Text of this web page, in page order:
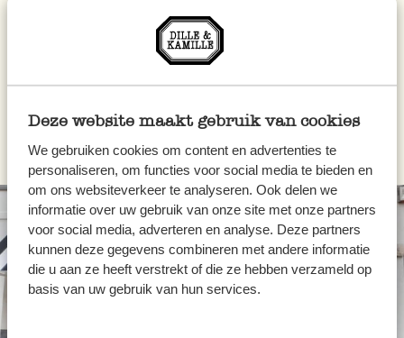
Deze website maakt gebruik van cookies
We gebruiken cookies om content en advertenties te
personaliseren, om functies voor social media te bieden en
om ons websiteverkeer te analyseren. Ook delen we
informatie over uw gebruik van onze site met onze partners
voor social media, adverteren en analyse. Deze partners
kunnen deze gegevens combineren met andere informatie
die u aan ze heeft verstrekt of die ze hebben verzameld op
basis van uw gebruik van hun services.